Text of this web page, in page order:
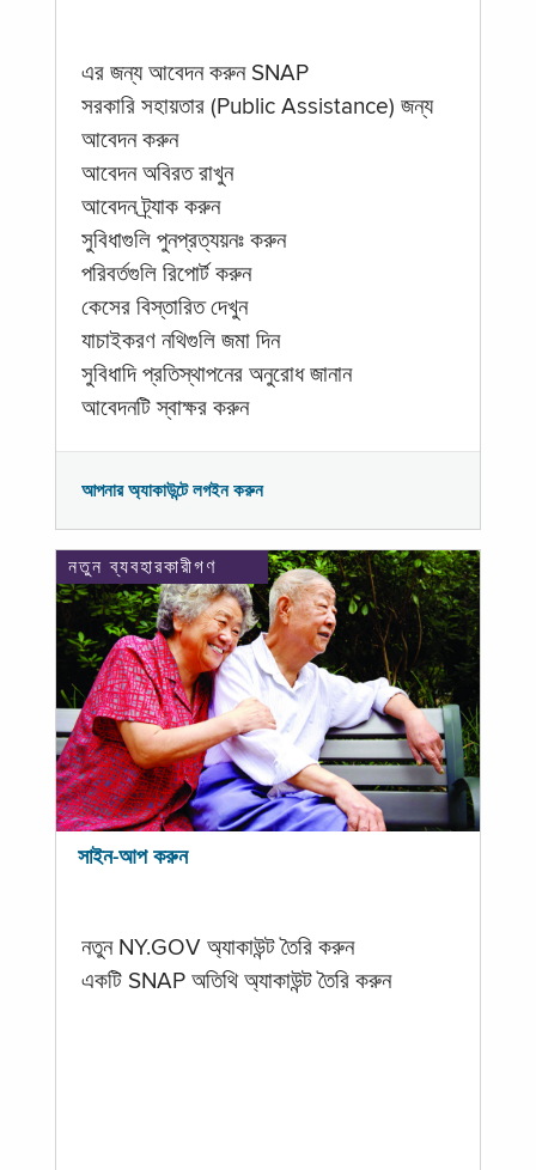
এর জন্য আবেদন করুন SNAP
সরকারি সহায়তার (Public Assistance) জন্য
আবেদন করুন
আবেদন অবিরত রাখুন
আবেদন ট্র্যাক করুন
সুবিধাগুলি পুনপ্রত্যয়নঃ করুন
পরিবর্তগুলি রিপোর্ট করুন
কেসের বিস্তারিত দেখুন
যাচাইকরণ নথিগুলি জমা দিন
সুবিধাদি প্রতিস্থাপনের অনুরোধ জানান
আবেদনটি স্বাক্ষর করুন
আপনার অ্যাকাউন্টে লগইন করুন
নতুন ব্যবহারকারীগণ
সাইন-আপ করুন
নতুন NY.GOV অ্যাকাউন্ট তৈরি করুন
একটি SNAP অতিথি অ্যাকাউন্ট তৈরি করুন